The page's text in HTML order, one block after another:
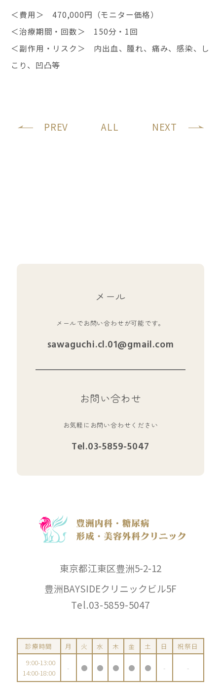
＜費用＞ 470,000円（モニター価格）
＜治療期間・回数＞ 150分・1回
＜副作用・リスク＞ 内出血、腫れ、痛み、感染、し
こり、凹凸等
PREV ALL NEXT
メール
メールでお問い合わせが可能です。
sawaguchi.cl.01@gmail.com
お問い合わせ
お気軽にお問い合わせください
Tel.03-5859-5047
東京都江東区豊洲5-2-12
豊洲BAYSIDEクリニックビル5F
Tel.03-5859-5047
診療時間 月 火 水 木 金 土 日 祝祭日
9:00-13:00
14:00-18:00
- ● ● ● ● ● - -